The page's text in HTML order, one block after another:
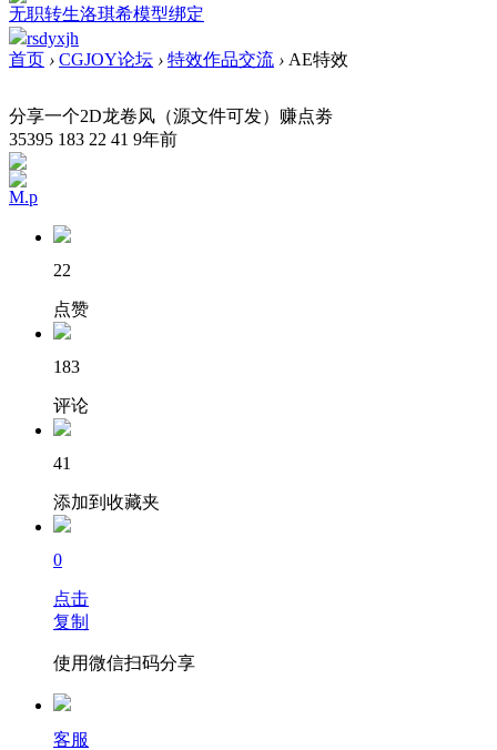
无职转生洛琪希模型绑定
rsdyxjh
首页 › CGJOY论坛 › 特效作品交流 › AE特效
分享一个2D龙卷风（源文件可发）赚点劵
35395 183 22 41 9年前
M.p
22
点赞
183
评论
41
添加到收藏夹
0
点击
复制
使用微信扫码分享
客服